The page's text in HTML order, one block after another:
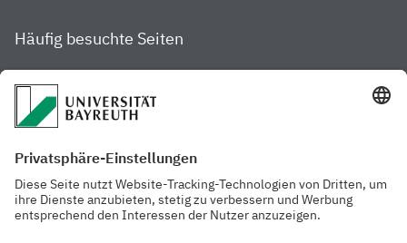
Häufig besuchte Seiten
Studienportal
Gamechanger Campus
Aktuelle
Pressemitteilungen
Arbeiten an der
Universität
Studiengangsfinder
Services & Beratung für
Ansprechpersonen der
Uni Bayreuth